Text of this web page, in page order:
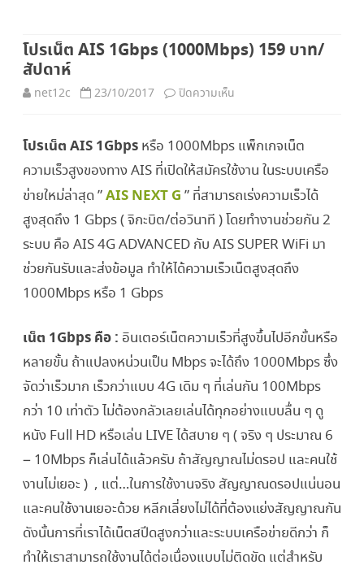
content
โปรเน็ต AIS 1Gbps (1000Mbps) 159 บาท/
สัปดาห์
net12c 23/10/2017 ปิดความเห็น
เน็ต
AIS
159
โปรเน็ต AIS 1Gbps หรือ 1000Mbps แพ็กเกจเน็ต
ความเร็วสูงของทาง AIS ที่เปิดให้สมัครใช้งาน ในระบบเครือ
ข่ายใหม่ล่าสุด ”AIS NEXT G ” ที่สามารถเร่งความเร็วได้
สูงสุดถึง 1 Gbps ( จิกะบิต/ต่อวินาที ) โดยทำงานช่วยกัน 2
ระบบ คือ AIS 4G ADVANCED กับ AIS SUPER WiFi มา
ช่วยกันรับและส่งข้อมูล ทำให้ได้ความเร็วเน็ตสูงสุดถึง
1000Mbps หรือ 1 Gbps
เน็ต 1Gbps คือ : อินเตอร์เน็ตความเร็วที่สูงขึ้นไปอีกขั้นหรือ
หลายขั้น ถ้าแปลงหน่วนเป็น Mbps จะได้ถึง 1000Mbps ซึ่ง
จัดว่าเร็วมาก เร็วกว่าแบบ 4G เดิม ๆ ที่เล่นกัน 100Mbps
กว่า 10 เท่าตัว ไม่ต้องกลัวเลยเล่นได้ทุกอย่างแบบลื่น ๆ ดู
หนัง Full HD หรือเล่น LIVE ได้สบาย ๆ ( จริง ๆ ประมาณ 6
– 10Mbps ก็เล่นได้แล้วครับ ถ้าสัญญาณไม่ดรอป และคนใช้
งานไม่เยอะ ) , แต่…ในการใช้งานจริง สัญญาณดรอปแน่นอน
และคนใช้งานเยอะด้วย หลีกเลี่ยงไม่ได้ที่ต้องแย่งสัญญาณกัน
ดังนั้นการที่เราได้เน็ตสปีดสูงกว่าและระบบเครือข่ายดีกว่า ก็
ทำให้เราสามารถใช้งานได้ต่อเนื่องแบบไม่ติดขัด แต่สำหรับ